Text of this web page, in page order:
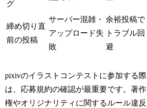
グ
締め切り直
前の投稿
サーバー混雑・
アップロード失
敗
余裕投稿で
トラブル回
避
pixivのイラストコンテストに参加する際
は、応募規約の確認が最重要です。著作
権やオリジナリティに関するルール違反